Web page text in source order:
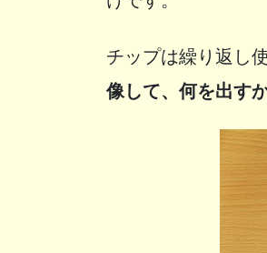
チップは繰り返し
像して、何を出す